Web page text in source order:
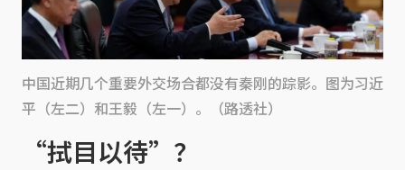
中国近期几个重要外交场合都没有秦刚的踪影。图为习近
平（左二）和王毅（左一）。（路透社）
“拭目以待”？